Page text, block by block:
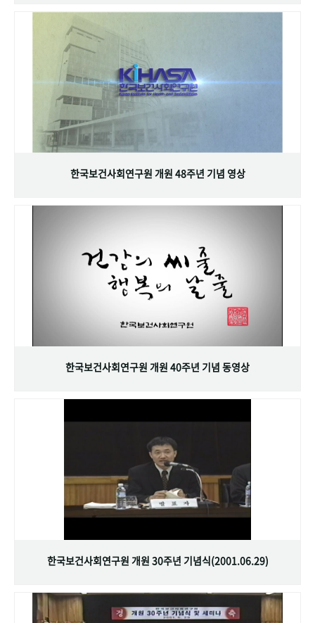
VR 역사관
한국보건사회연구원 개원 48주년 기념 영상
한국보건사회연구원 개원 40주년 기념 동영상
한국보건사회연구원 개원 30주년 기념식(2001.06.29)